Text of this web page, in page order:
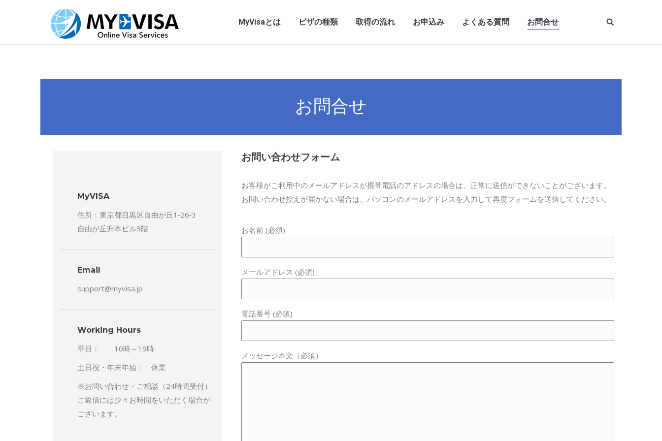
MyVisaとは ビザの種類 取得の流れ お申込み よくある質問 お問合せ
お問合せ
MyVISA
住所：東京都目黒区自由が丘1‐26‐3
自由が丘升本ビル3階
Email
support@myvisa.jp
Working Hours
平日： 10時～19時
土日祝・年末年始： 休業
※お問い合わせ・ご相談（24時間受付）
ご返信には少々お時間をいただく場合が
ございます。
お問い合わせフォーム
お客様がご利用中のメールアドレスが携帯電話のアドレスの場合は、正常に送信ができないことがございます。
お問い合わせ控えが届かない場合は、パソコンのメールアドレスを入力して再度フォームを送信してください。
お名前 (必須)
メールアドレス (必須)
電話番号 (必須)
メッセージ本文（必須）